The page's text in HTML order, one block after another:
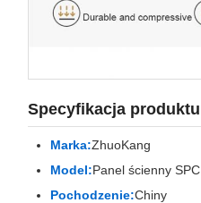
Specyfikacja produktu
Marka:ZhuoKang
Model:Panel ścienny SPC
Pochodzenie:Chiny